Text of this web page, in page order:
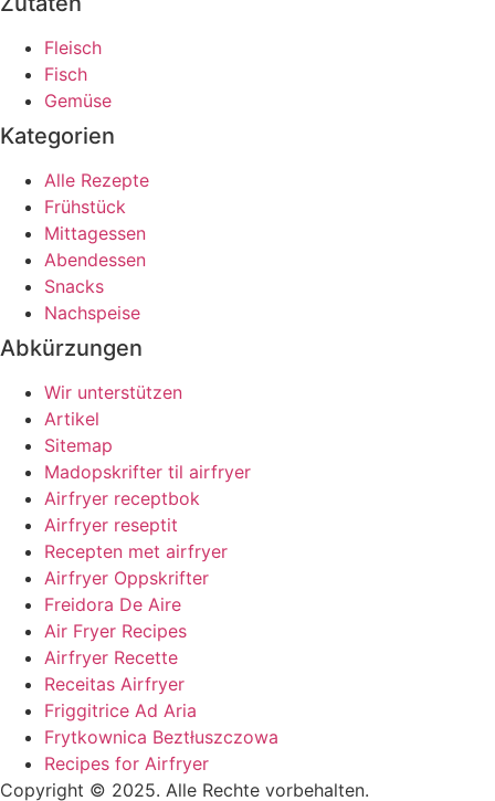
Fleisch
Fisch
Gemüse
Kategorien
Alle Rezepte
Frühstück
Mittagessen
Abendessen
Snacks
Nachspeise
Abkürzungen
Wir unterstützen
Artikel
Sitemap
Madopskrifter til airfryer
Airfryer receptbok
Airfryer reseptit
Recepten met airfryer
Airfryer Oppskrifter
Freidora De Aire
Air Fryer Recipes
Airfryer Recette
Receitas Airfryer
Friggitrice Ad Aria
Frytkownica Beztłuszczowa
Recipes for Airfryer
Copyright © 2025. Alle Rechte vorbehalten.